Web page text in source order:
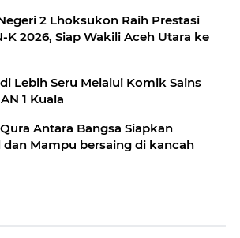
2 Lhoksukon Raih Prestasi
K 2026, Siap Wakili Aceh Utara ke
Lebih Seru Melalui Komik Sains
1 Kuala
Antara Bangsa Siapkan
kancah